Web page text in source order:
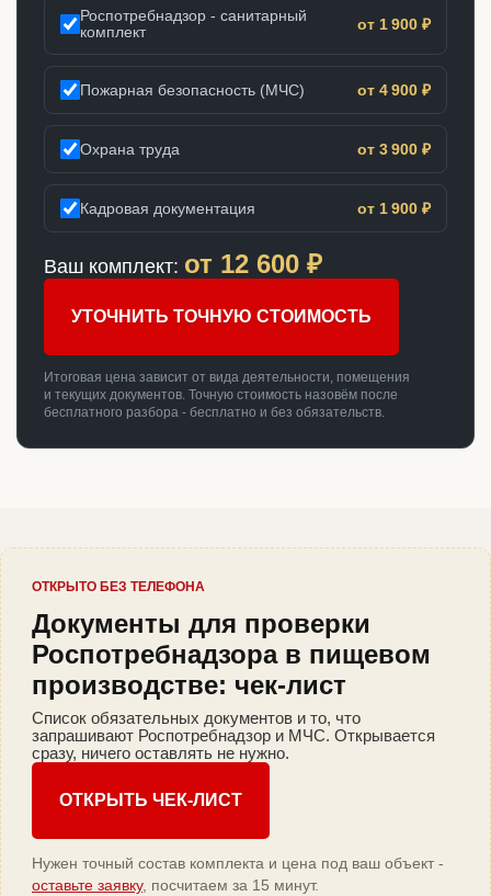
Роспотребнадзор - санитарный
комплект
от 1 900 ₽
Пожарная безопасность (МЧС) от 4 900 ₽
Охрана труда от 3 900 ₽
Кадровая документация от 1 900 ₽
Ваш комплект: от 12 600 ₽
УТОЧНИТЬ ТОЧНУЮ СТОИМОСТЬ
Итоговая цена зависит от вида деятельности, помещения
и текущих документов. Точную стоимость назовём после
бесплатного разбора - бесплатно и без обязательств.
ОТКРЫТО БЕЗ ТЕЛЕФОНА
Документы для проверки
Роспотребнадзора в пищевом
производстве: чек-лист
Список обязательных документов и то, что
запрашивают Роспотребнадзор и МЧС. Открывается
сразу, ничего оставлять не нужно.
ОТКРЫТЬ ЧЕК-ЛИСТ
Нужен точный состав комплекта и цена под ваш объект -
оставьте заявку, посчитаем за 15 минут.